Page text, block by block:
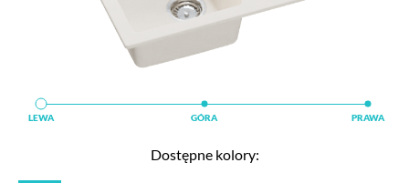
LEWA GÓRA PRAWA
LEWA GÓRA PRAWA
LEWA GÓRA PRAWA
Dostępne kolory: